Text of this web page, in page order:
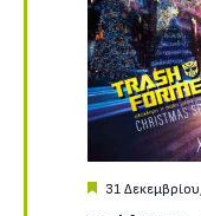
Featured
31